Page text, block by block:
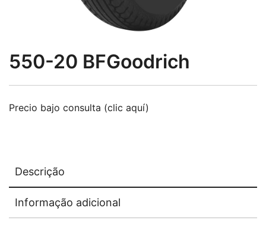
550-20 BFGoodrich
Precio bajo consulta (clic aquí)
Descrição
Informação adicional